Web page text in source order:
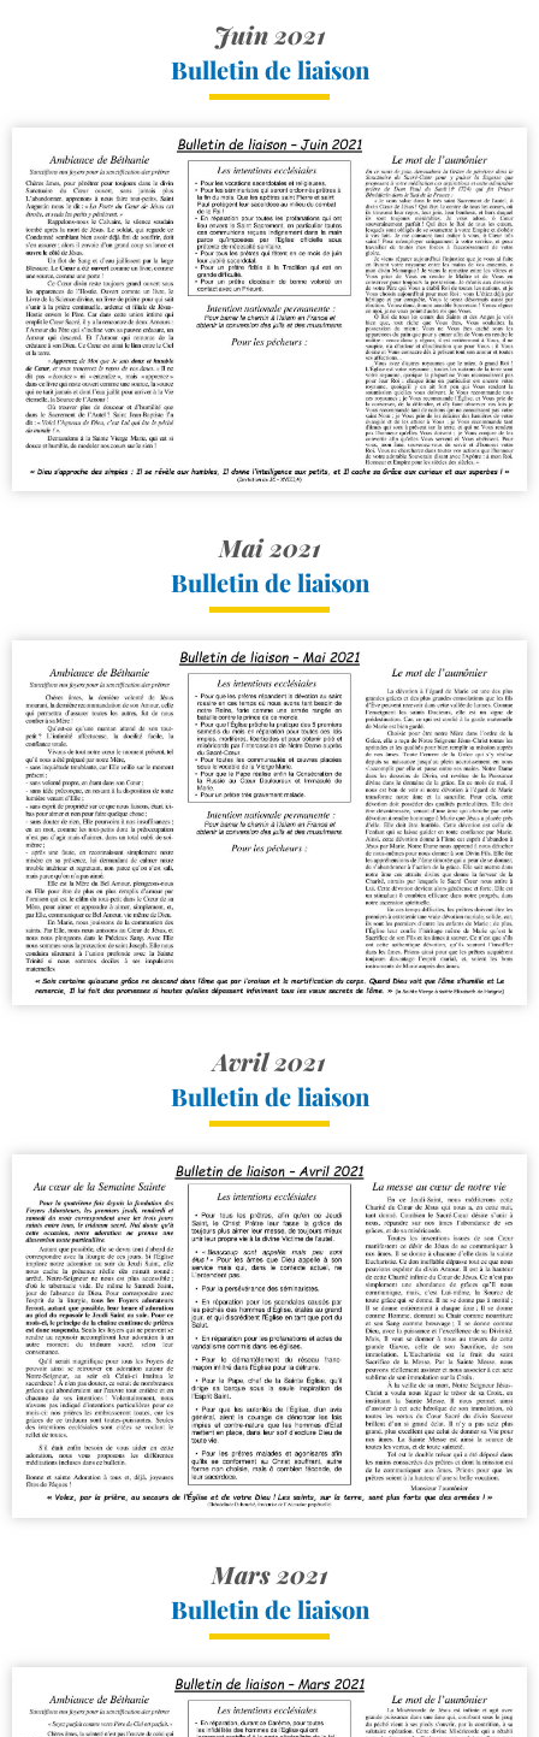
Juin 2021
Bulletin de liaison
Mai 2021
Bulletin de liaison
Avril 2021
Bulletin de liaison
Mars 2021
Bulletin de liaison